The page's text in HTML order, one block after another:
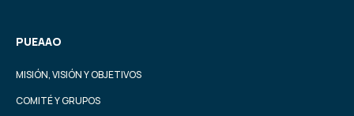
PUEAAO
MISIÓN, VISIÓN Y OBJETIVOS
COMITÉ Y GRUPOS